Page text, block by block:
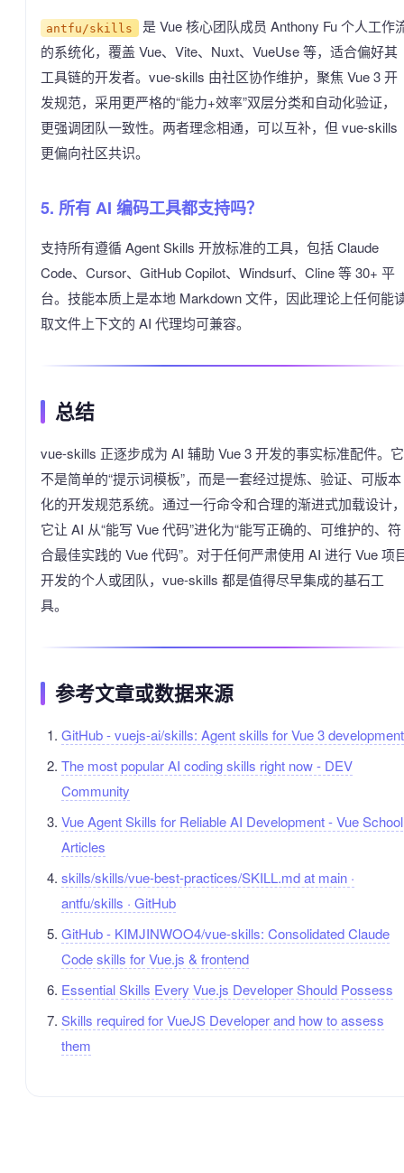
antfu/skills 是 Vue 核心团队成员 Anthony Fu 个人工作
的系统化，覆盖 Vue、Vite、Nuxt、VueUse 等，适合偏好其
工具链的开发者。vue-skills 由社区协作维护，聚焦 Vue 3 开
发规范，采用更严格的“能力+效率”双层分类和自动化验证，
更强调团队一致性。两者理念相通，可以互补，但 vue-skills
更偏向社区共识。
5. 所有 AI 编码工具都支持吗？
支持所有遵循 Agent Skills 开放标准的工具，包括 Claude
Code、Cursor、GitHub Copilot、Windsurf、Cline 等 30+ 平
台。技能本质上是本地 Markdown 文件，因此理论上任何能
取文件上下文的 AI 代理均可兼容。
总结
vue-skills 正逐步成为 AI 辅助 Vue 3 开发的事实标准配件。它
不是简单的“提示词模板”，而是一套经过提炼、验证、可版本
化的开发规范系统。通过一行命令和合理的渐进式加载设计
它让 AI 从“能写 Vue 代码”进化为“能写正确的、可维护的、符
合最佳实践的 Vue 代码”。对于任何严肃使用 AI 进行 Vue 项
开发的个人或团队，vue-skills 都是值得尽早集成的基石工
具。
参考文章或数据来源
GitHub - vuejs-ai/skills: Agent skills for Vue 3 development
The most popular AI coding skills right now - DEV
Community
Vue Agent Skills for Reliable AI Development - Vue School
Articles
skills/skills/vue-best-practices/SKILL.md at main ·
antfu/skills · GitHub
GitHub - KIMJINWOO4/vue-skills: Consolidated Claude
Code skills for Vue.js & frontend
Essential Skills Every Vue.js Developer Should Possess
Skills required for VueJS Developer and how to assess
them